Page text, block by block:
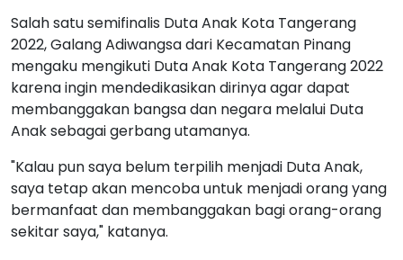
Salah satu semifinalis Duta Anak Kota Tangerang
2022, Galang Adiwangsa dari Kecamatan Pinang
mengaku mengikuti Duta Anak Kota Tangerang 2022
karena ingin mendedikasikan dirinya agar dapat
membanggakan bangsa dan negara melalui Duta
Anak sebagai gerbang utamanya.
"Kalau pun saya belum terpilih menjadi Duta Anak,
saya tetap akan mencoba untuk menjadi orang yang
bermanfaat dan membanggakan bagi orang-orang
sekitar saya," katanya.